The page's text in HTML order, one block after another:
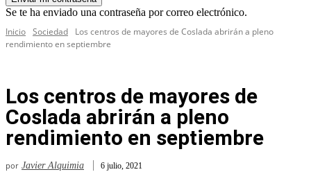
Se te ha enviado una contraseña por correo electrónico.
Inicio Sociedad
Los centros de mayores de Coslada abrirán a pleno
rendimiento en septiembre
Los centros de mayores de
Coslada abrirán a pleno
rendimiento en septiembre
por Javier Alquimia 6 julio, 2021